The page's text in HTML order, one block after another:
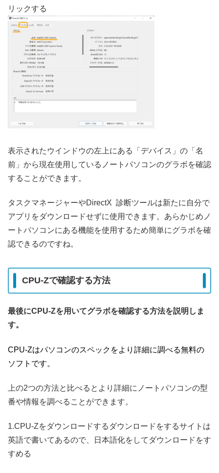
リックする
表示されたウインドウの左上にある「デバイス」の「名
前」から現在使用しているノートパソコンのグラボを確認
することができます。
タスクマネージャーやDirectX 診断ツールは新たに自分で
アプリをダウンロードせずに使用できます。あらかじめノ
ートパソコンにある機能を使用するため簡単にグラボを確
認できるのですね。
CPU-Zで確認する方法
最後にCPU-Zを用いてグラボを確認する方法を説明しま
す。
CPU-Zはパソコンのスペックをより詳細に調べる無料の
ソフトです。
上の2つの方法と比べるとより詳細にノートパソコンの型
番や情報を調べることができます。
1.CPU-Zをダウンロードする ダウンロードをするサイトは
英語で書いてあるので、日本語化をしてダウンロードをす
すめる